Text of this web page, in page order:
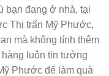
bạn đang ở nhà, tại
Thị trấn Mỹ Phước,
mà không tính thêm
hàng luôn tin tưởng
Phước để làm quà